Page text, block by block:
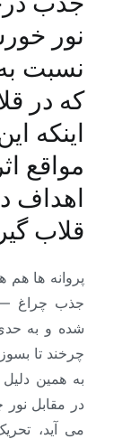
نور
نسبت
که در
اینکه
مواقع
اهداف
قلاب
پروانه ها
جذب چراغ —
شده و به
چرخند تا
به همین
در مقابل
می آید،